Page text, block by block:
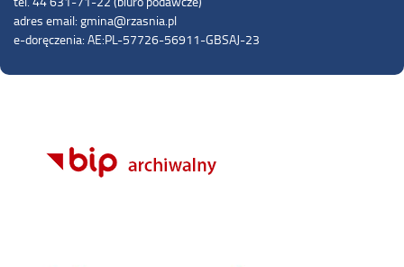
adres email: gmina@rzasnia.pl
e-doręczenia: AE:PL-57726-56911-GBSAJ-23